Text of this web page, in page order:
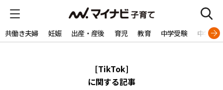
共働き夫婦 妊娠 出産・産後 育児 教育 中学受験 中学生
[TikTok]
に関する記事